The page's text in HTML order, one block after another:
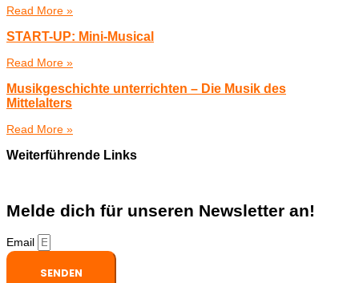
Read More »
START-UP: Mini-Musical
Read More »
Musikgeschichte unterrichten – Die Musik des
Mittelalters
Read More »
Weiterführende Links
Melde dich für unseren Newsletter an!
Email
SENDEN